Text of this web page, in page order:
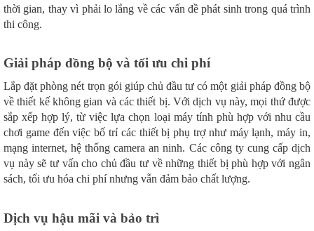
thời gian, thay vì phải lo lắng về các vấn đề phát sinh trong quá trình
thi công.
Giải pháp đồng bộ và tối ưu chi phí
Lắp đặt phòng nét trọn gói giúp chủ đầu tư có một giải pháp đồng bộ
về thiết kế không gian và các thiết bị. Với dịch vụ này, mọi thứ được
sắp xếp hợp lý, từ việc lựa chọn loại máy tính phù hợp với nhu cầu
chơi game đến việc bố trí các thiết bị phụ trợ như máy lạnh, máy in,
mạng internet, hệ thống camera an ninh. Các công ty cung cấp dịch
vụ này sẽ tư vấn cho chủ đầu tư về những thiết bị phù hợp với ngân
sách, tối ưu hóa chi phí nhưng vẫn đảm bảo chất lượng.
Dịch vụ hậu mãi và bảo trì